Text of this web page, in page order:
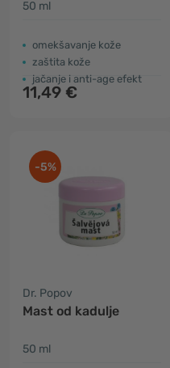
50 ml
omekšavanje kože
zaštita kože
jačanje i anti-age efekt
11,49 €
-5%
Dr. Popov
Mast od kadulje
50 ml